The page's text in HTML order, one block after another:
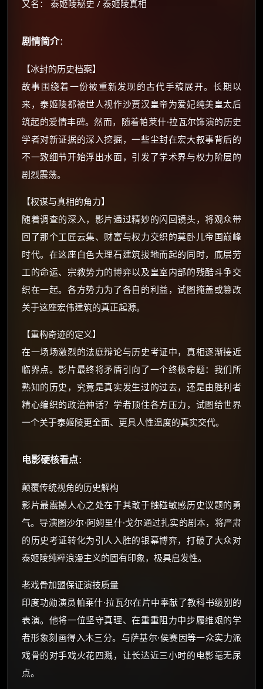
又名： 泰姬陵秘史 / 泰姬陵真相
剧情简介：
【冰封的历史档案】
故事围绕着一份被重新发现的古代手稿展开。长期以
来，泰姬陵都被世人视作沙贾汉皇帝为爱妃纯美皇太后
筑起的爱情丰碑。然而，随着帕莱什·拉瓦尔饰演的历史
学者对新证据的深入挖掘，一些尘封在宏大叙事背后的
不一致细节开始浮出水面，引发了学术界与权力阶层的
剧烈震荡。
【权谋与真相的角力】
随着调查的深入，影片通过精妙的闪回镜头，将观众带
回了那个工匠云集、财富与权力交织的莫卧儿帝国巅峰
时代。在这座白色大理石建筑拔地而起的同时，底层劳
工的命运、宗教势力的博弈以及皇室内部的残酷斗争交
织在一起。各方势力为了各自的利益，试图掩盖或篡改
关于这座宏伟建筑的真正起源。
【重构奇迹的定义】
在一场场激烈的法庭辩论与历史考证中，真相逐渐接近
临界点。影片最终将矛盾引向了一个终极命题：我们所
熟知的历史，究竟是真实发生过的过去，还是由胜利者
精心编织的政治神话？学者顶住各方压力，试图给世界
一个关于泰姬陵更全面、更具人性温度的真实交代。
电影硬核看点：
颠覆传统视角的历史解构
影片最震撼人心之处在于其敢于触碰敏感历史议题的勇
气。导演图沙尔·阿姆里什·戈尔通过扎实的剧本，将严肃
的历史考证转化为引人入胜的银幕博弈，打破了大众对
泰姬陵纯粹浪漫主义的固有印象，极具启发性。
老戏骨加盟保证演技质量
印度功勋演员帕莱什·拉瓦尔在片中奉献了教科书级别的
表演。他将一位坚守真理、在重重阻力中步履维艰的学
者形象刻画得入木三分。与萨基尔·侯赛因等一众实力派
戏骨的对手戏火花四溅，让长达近三小时的电影毫无尿
点。
🧧 福利领取站 ×
☕
如夸克12个月送14天 最低75元！
还有支付宝现金红包、外卖红包、
⚡ 前往【大淘客】领红包
☕ 海外大侠？通过 Ko-fi 赐茶